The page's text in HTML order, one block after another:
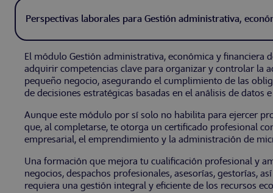
El módulo Gestión administrativa, económica y financiera
adquirir competencias clave para organizar y controlar la
pequeño negocio, asegurando el cumplimiento de las
de decisiones estratégicas basadas en el análisis de datos
Aunque este módulo por sí solo no habilita para ejercer
que, al completarse, te otorga un certificado profesional
empresarial, el emprendimiento y la administración de
Una formación que mejora tu cualificación profesional y
negocios, despachos profesionales, asesorías, gestorías,
requiera una gestión integral y eficiente de los recursos